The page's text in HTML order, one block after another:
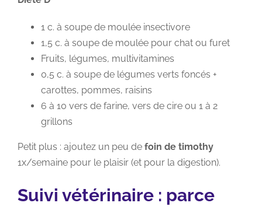
1 c. à soupe de moulée insectivore
1,5 c. à soupe de moulée pour chat ou furet
Fruits, légumes, multivitamines
0,5 c. à soupe de légumes verts foncés +
carottes, pommes, raisins
6 à 10 vers de farine, vers de cire ou 1 à 2
grillons
Petit plus : ajoutez un peu de foin de timothy
1x/semaine pour le plaisir (et pour la digestion).
Suivi vétérinaire : parce